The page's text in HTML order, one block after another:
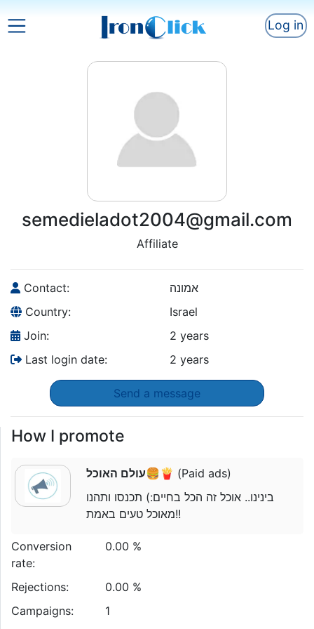
Log in
semedieladot2004@gmail.com
Affiliate
Contact:
אמונה
Country:
Israel
Join:
2 years
Last login date:
2 years
Send a message
How I promote
עולם האוכל🍔🍟 (Paid ads)
בינינו.. אוכל זה הכל בחיים:) תכנסו ותהנו
מאוכל טעים באמת!!
Conversion
rate:
0.00 %
Rejections:
0.00 %
Campaigns:
1